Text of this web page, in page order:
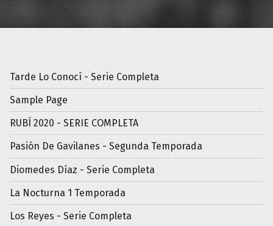
Tarde Lo Conocí - Serie Completa
Sample Page
RUBÍ 2020 - SERIE COMPLETA
Pasión De Gavilanes - Segunda Temporada
Diomedes Díaz - Serie Completa
La Nocturna 1 Temporada
Los Reyes - Serie Completa